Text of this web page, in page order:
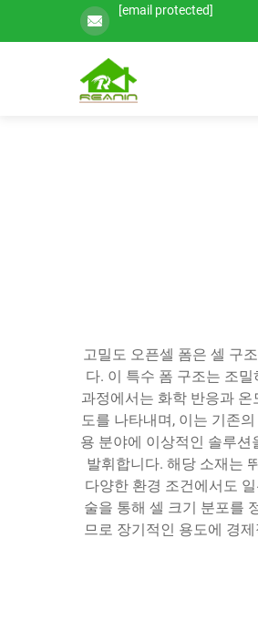
[email protected]
고밀도 오픈셀 폼은 셀 구
다. 이 특수 폼 구조는 조
과정에서는 화학 반응과
도를 나타내며, 이는 기존
용 분야에 이상적인 솔루
발휘합니다. 해당 소재는
다양한 환경 조건에서도
술을 통해 셀 크기 분포를
므로 장기적인 용도에 경